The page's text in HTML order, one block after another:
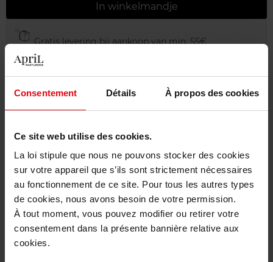
Consentement Détails À propos des cookies
Ce site web utilise des cookies.
La loi stipule que nous ne pouvons stocker des cookies
sur votre appareil que s’ils sont strictement nécessaires
au fonctionnement de ce site. Pour tous les autres types
de cookies, nous avons besoin de votre permission.
À tout moment, vous pouvez modifier ou retirer votre
consentement dans la présente bannière relative aux
cookies.
In winkelmandje
Gratis levering bij aankoop van min. 55€
Gratis retour in je winkelpunt
Beschrijving
Gebruiksadvies
Karakteristieken